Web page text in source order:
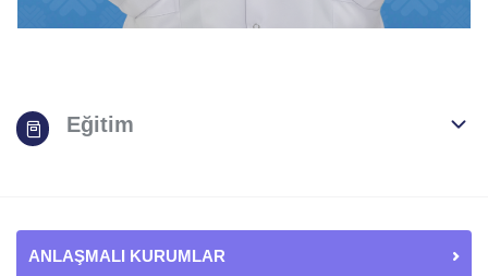
Eğitim
ANLAŞMALI KURUMLAR